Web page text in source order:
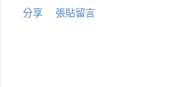
分享 張貼留言